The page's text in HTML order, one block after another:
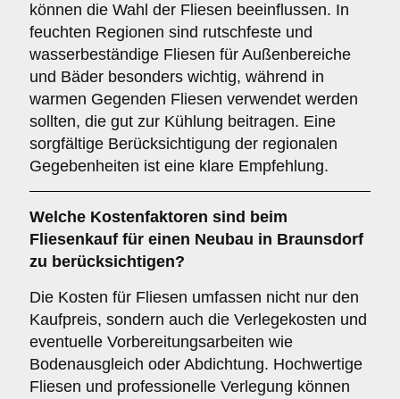
können die Wahl der Fliesen beeinflussen. In
feuchten Regionen sind rutschfeste und
wasserbeständige Fliesen für Außenbereiche
und Bäder besonders wichtig, während in
warmen Gegenden Fliesen verwendet werden
sollten, die gut zur Kühlung beitragen. Eine
sorgfältige Berücksichtigung der regionalen
Gegebenheiten ist eine klare Empfehlung.
Welche Kostenfaktoren sind beim
Fliesenkauf für einen Neubau in Braunsdorf
zu berücksichtigen?
Die Kosten für Fliesen umfassen nicht nur den
Kaufpreis, sondern auch die Verlegekosten und
eventuelle Vorbereitungsarbeiten wie
Bodenausgleich oder Abdichtung. Hochwertige
Fliesen und professionelle Verlegung können